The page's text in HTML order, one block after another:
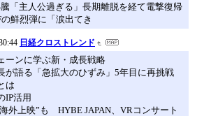
「主人公過ぎる」長期離脱を経て電撃復帰
鮮烈弾に「涙出てき
日経クロストレンド
ーンに学ぶ新・成長戦略
が語る「急拡大のひずみ」5年目に再挑戦
は
IP活用
外上映”も HYBE JAPAN、VRコンサート